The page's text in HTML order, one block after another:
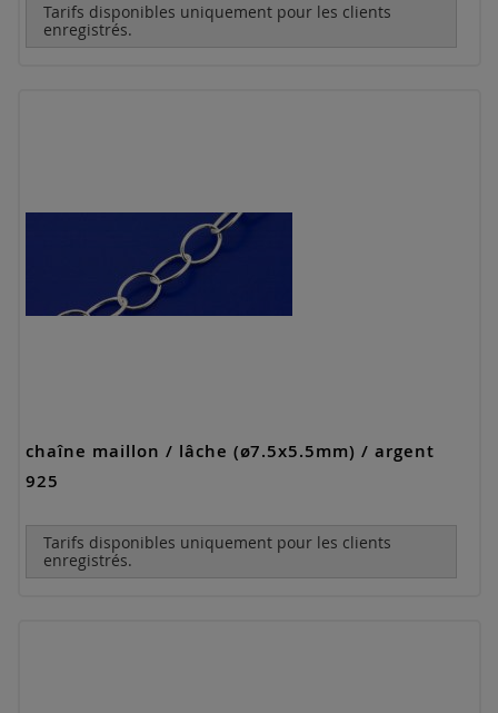
Tarifs disponibles uniquement pour les clients
enregistrés.
chaîne maillon / lâche (ø7.5x5.5mm) / argent
925
Tarifs disponibles uniquement pour les clients
enregistrés.